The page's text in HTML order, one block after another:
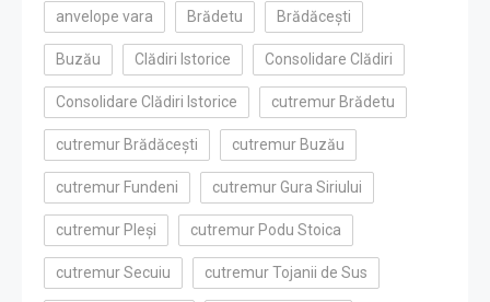
anvelope vara Brădetu Brădăcești
Buzău Clădiri Istorice Consolidare Clădiri
Consolidare Clădiri Istorice cutremur Brădetu
cutremur Brădăcești cutremur Buzău
cutremur Fundeni cutremur Gura Siriului
cutremur Pleși cutremur Podu Stoica
cutremur Secuiu cutremur Tojanii de Sus